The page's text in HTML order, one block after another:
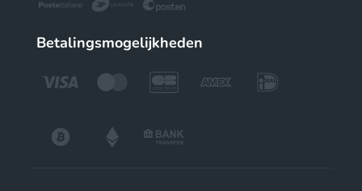
Betalingsmogelijkheden